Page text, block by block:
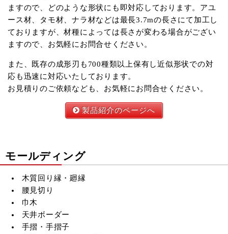
ますので、どのような形状にも即対応しております。アユ
ース材、タモ材、ナラ材などは最長3.7mの長さにて加工し
ておりますが、材種によっては長さが変わる場合がござい
ますので、お気軽にお問合せください。
また、既存の成形刃も700種類以上保有し近似形状での対
応も迅速に対応いたしております。
お見積りのご依頼なども、お気軽にお問合せください。
製品紹介のページへ
モールディング
木質回り縁・廻縁
腰見切り
巾木
天井ボーダー
手摺・手摺子